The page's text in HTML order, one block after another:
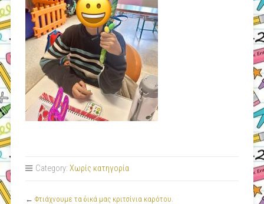
Category: Χωρίς κατηγορία
← Φτιάχνουμε τα δικά μας κριτσίνια καρότου.